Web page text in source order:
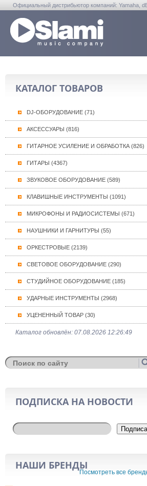
Официальный дистрибьютор компаний: Yamaha,
КАТАЛОГ ТОВАРОВ
DJ-ОБОРУДОВАНИЕ (71)
АКСЕССУАРЫ (816)
ГИТАРНОЕ УСИЛЕНИЕ И ОБРАБОТКА (826)
ГИТАРЫ (4367)
ЗВУКОВОЕ ОБОРУДОВАНИЕ (589)
КЛАВИШНЫЕ ИНСТРУМЕНТЫ (1091)
МИКРОФОНЫ И РАДИОСИСТЕМЫ (671)
НАУШНИКИ И ГАРНИТУРЫ (55)
ОРКЕСТРОВЫЕ (2139)
СВЕТОВОЕ ОБОРУДОВАНИЕ (290)
СТУДИЙНОЕ ОБОРУДОВАНИЕ (185)
УДАРНЫЕ ИНСТРУМЕНТЫ (2968)
УЦЕНЕННЫЙ ТОВАР (30)
Каталог обновлён: 07.08.2026 12:26:49
ПОДПИСКА НА НОВОСТИ
НАШИ БРЕНДЫ
Посмотреть все